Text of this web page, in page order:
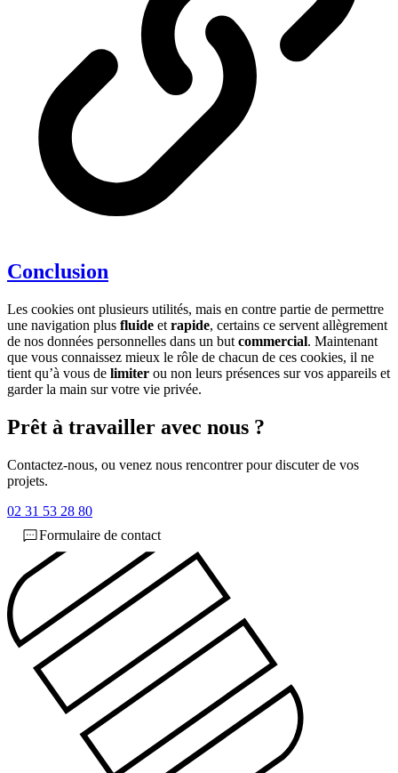
Conclusion
Les cookies ont plusieurs utilités, mais en contre partie de permettre
une navigation plus fluide et rapide, certains ce servent allègrement
de nos données personnelles dans un but commercial. Maintenant
que vous connaissez mieux le rôle de chacun de ces cookies, il ne
tient qu’à vous de limiter ou non leurs présences sur vos appareils et
garder la main sur votre vie privée.
Prêt à travailler avec nous ?
Contactez-nous, ou venez nous rencontrer pour discuter de vos
projets.
02 31 53 28 80
Formulaire de contact